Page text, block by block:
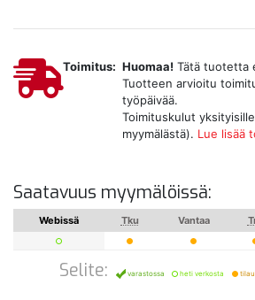
Toimitus: Huomaa! Tätä tuotetta
Tuotteen arvioitu
työpäivää.
Toimituskulut
myymälästä). Lue lisää
Saatavuus myymälöissä:
Webissä Tku Vantaa
Selite: varastossa heti verkosta